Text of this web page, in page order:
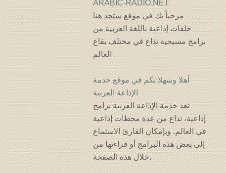
ARABIC-RADIO.NET
مرحباً بك في موقع ستجد هنا
حلقات إذاعية باللغة العربية من
برامج مسيحية تذاع في مختلف بقاع
العالم
أهلا وسهلا بكم في موقع خدمة
الإذاعة العربية
تعد خدمة الإذاعة العربية برامج
إذاعية، تذاع من عدة محطات إذاعية
في العالم. وبإمكان القارئ الاستماع
إلى بعض هذه البرامج أو قراءتها من
خلال هذه الصفحة.